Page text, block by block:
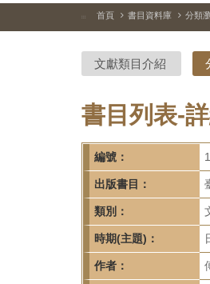
院-
臺
灣
史
研
究
所-
首
頁
::: 首頁 書目資料庫 分類
文獻類目介紹
書目列表-
編號：
出版書目：
類別：
時期(主題)：
作者：